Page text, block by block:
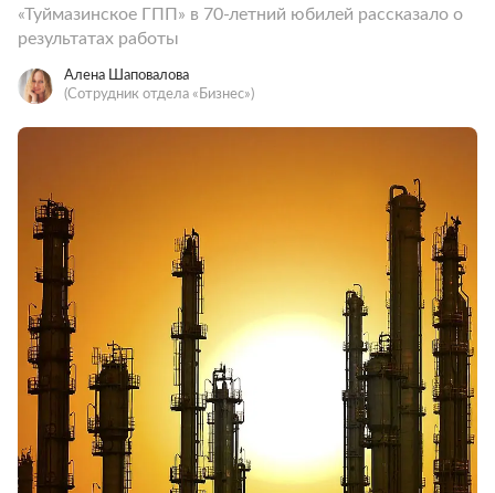
«Туймазинское ГПП» в 70-летний юбилей рассказало о
результатах работы
Алена Шаповалова
(Сотрудник отдела «‎Бизнес»)